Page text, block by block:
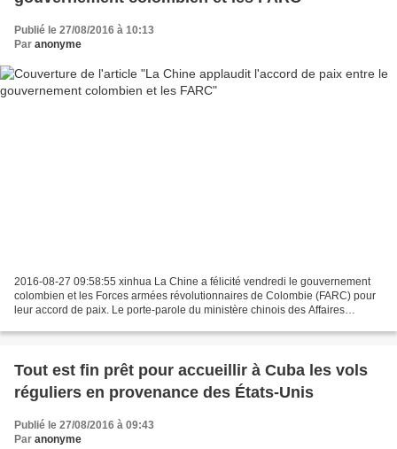
Publié le 27/08/2016 à 10:13
Par anonyme
2016-08-27 09:58:55 xinhua La Chine a félicité vendredi le gouvernement
colombien et les Forces armées révolutionnaires de Colombie (FARC) pour
leur accord de paix. Le porte-parole du ministère chinois des Affaires
Tout est fin prêt pour accueillir à Cuba les vols
réguliers en provenance des États-Unis
Publié le 27/08/2016 à 09:43
Par anonyme